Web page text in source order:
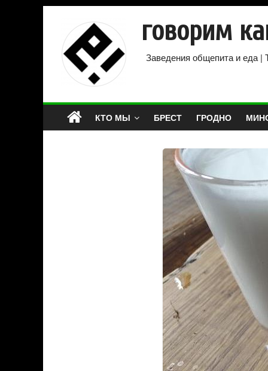
говорим
Заведения общепита и еда |
КТО МЫ БРЕСТ ГРОДНО